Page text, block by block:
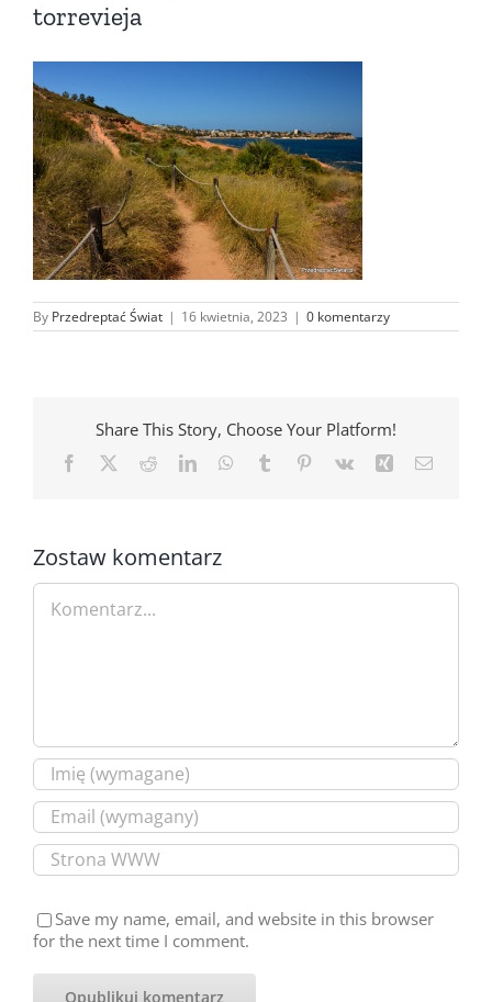
torrevieja
By Przedreptać Świat | 16 kwietnia, 2023 | 0 komentarzy
Share This Story, Choose Your Platform!
Facebook RedditLinkedInWhatsApp
Tumblr Pinterest
Vk Xing Email
Zostaw komentarz
Comment
Save my name, email, and website in this browser
for the next time I comment.